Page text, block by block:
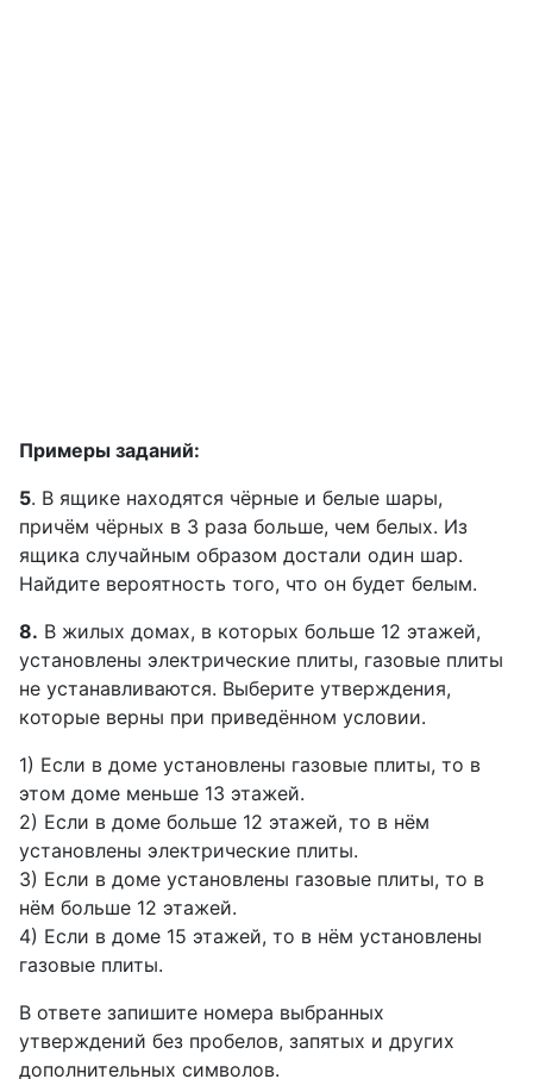
Примеры заданий:
5. В ящике находятся чёрные и белые шары,
причём чёрных в 3 раза больше, чем белых. Из
ящика случайным образом достали один шар.
Найдите вероятность того, что он будет белым.
8. В жилых домах, в которых больше 12 этажей,
установлены электрические плиты, газовые плиты
не устанавливаются. Выберите утверждения,
которые верны при приведённом условии.
1) Если в доме установлены газовые плиты, то в
этом доме меньше 13 этажей.
2) Если в доме больше 12 этажей, то в нём
установлены электрические плиты.
3) Если в доме установлены газовые плиты, то в
нём больше 12 этажей.
4) Если в доме 15 этажей, то в нём установлены
газовые плиты.
В ответе запишите номера выбранных
утверждений без пробелов, запятых и других
дополнительных символов.